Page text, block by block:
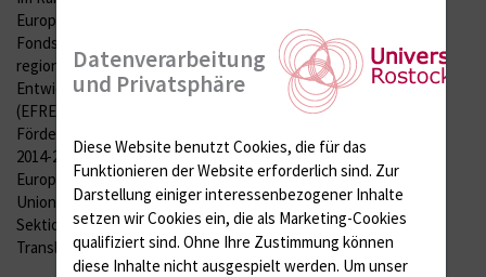
Standort (Haus 4132
Raum 1.021) in der
Sektion für
Translationale
Neurodegeneration
„Albrecht Kossel“.
Europäischer
Fonds für
regionale
Entwicklung
(EFRE)
Förderperiode
2014-2020 der
Europäischen
Union erhielt die
Sektion für
Translationale
Datenverarbeitung
und Privatsphäre
Diese Website benutzt Cookies, die für das
Funktionieren der Website erforderlich sind. Zur
Darstellung einiger interessenbezogener Inhalte
setzen wir Cookies ein, die als Marketing-Cookies
qualifiziert sind. Ohne Ihre Zustimmung können
diese Inhalte nicht ausgespielt werden. Um unser